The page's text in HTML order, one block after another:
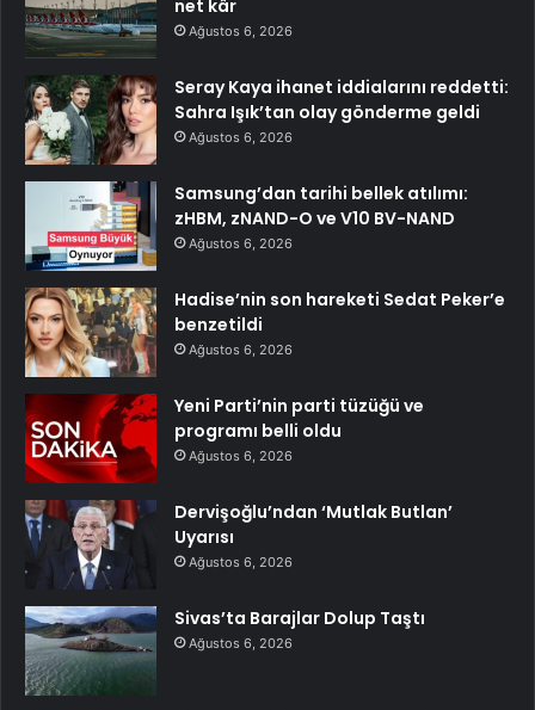
net kâr
Ağustos 6, 2026
Seray Kaya ihanet iddialarını reddetti:
Sahra Işık’tan olay gönderme geldi
Ağustos 6, 2026
Samsung’dan tarihi bellek atılımı:
zHBM, zNAND-O ve V10 BV-NAND
Ağustos 6, 2026
Hadise’nin son hareketi Sedat Peker’e
benzetildi
Ağustos 6, 2026
Yeni Parti’nin parti tüzüğü ve
programı belli oldu
Ağustos 6, 2026
Dervişoğlu’ndan ‘Mutlak Butlan’
Uyarısı
Ağustos 6, 2026
Sivas’ta Barajlar Dolup Taştı
Ağustos 6, 2026